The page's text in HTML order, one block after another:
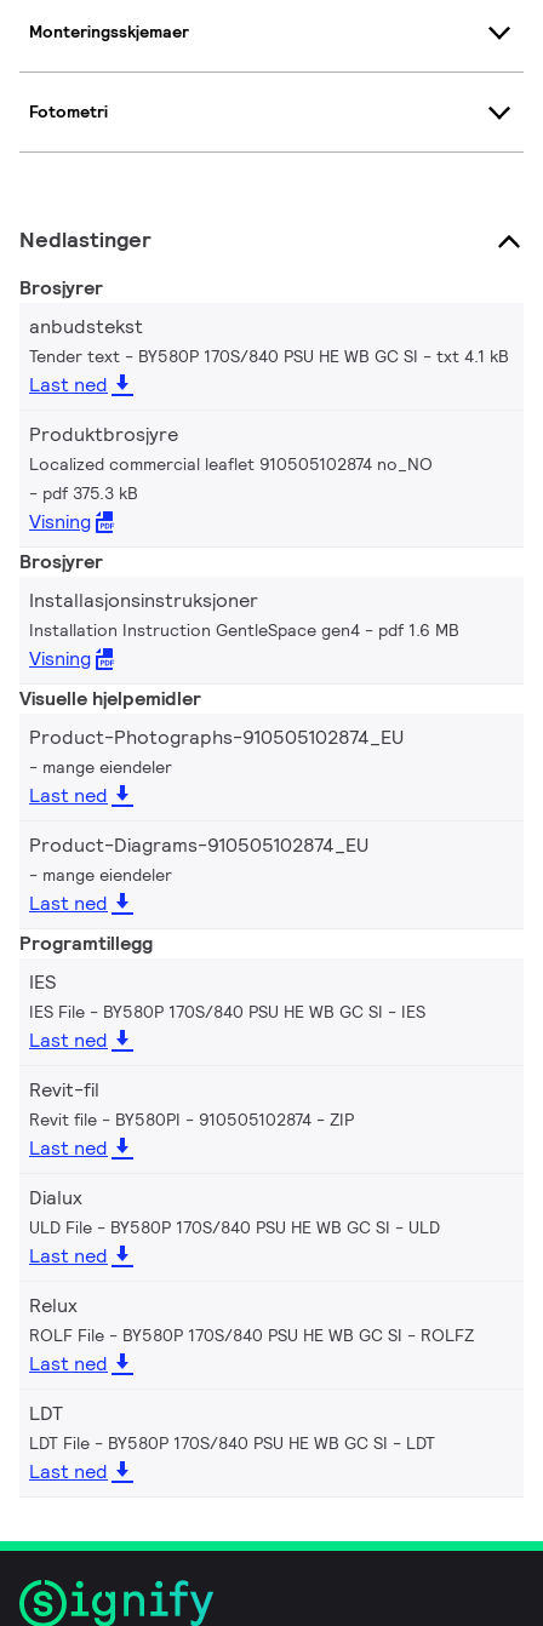
Monteringsskjemaer
Fotometri
Nedlastinger
Brosjyrer
anbudstekst
Tender text - BY580P 170S/840 PSU HE WB GC SI txt 4.1 kB
Last ned
Produktbrosjyre
Localized commercial leaflet 910505102874 no_NO
pdf 375.3 kB
Visning
Brosjyrer
Installasjonsinstruksjoner
Installation Instruction GentleSpace gen4 pdf 1.6 MB
Visning
Visuelle hjelpemidler
Product-Photographs-910505102874_EU
mange eiendeler
Last ned
Product-Diagrams-910505102874_EU
mange eiendeler
Last ned
Programtillegg
IES
IES File - BY580P 170S/840 PSU HE WB GC SI IES
Last ned
Revit-fil
Revit file - BY580PI - 910505102874 ZIP
Last ned
Dialux
ULD File - BY580P 170S/840 PSU HE WB GC SI ULD
Last ned
Relux
ROLF File - BY580P 170S/840 PSU HE WB GC SI ROLFZ
Last ned
LDT
LDT File - BY580P 170S/840 PSU HE WB GC SI LDT
Last ned